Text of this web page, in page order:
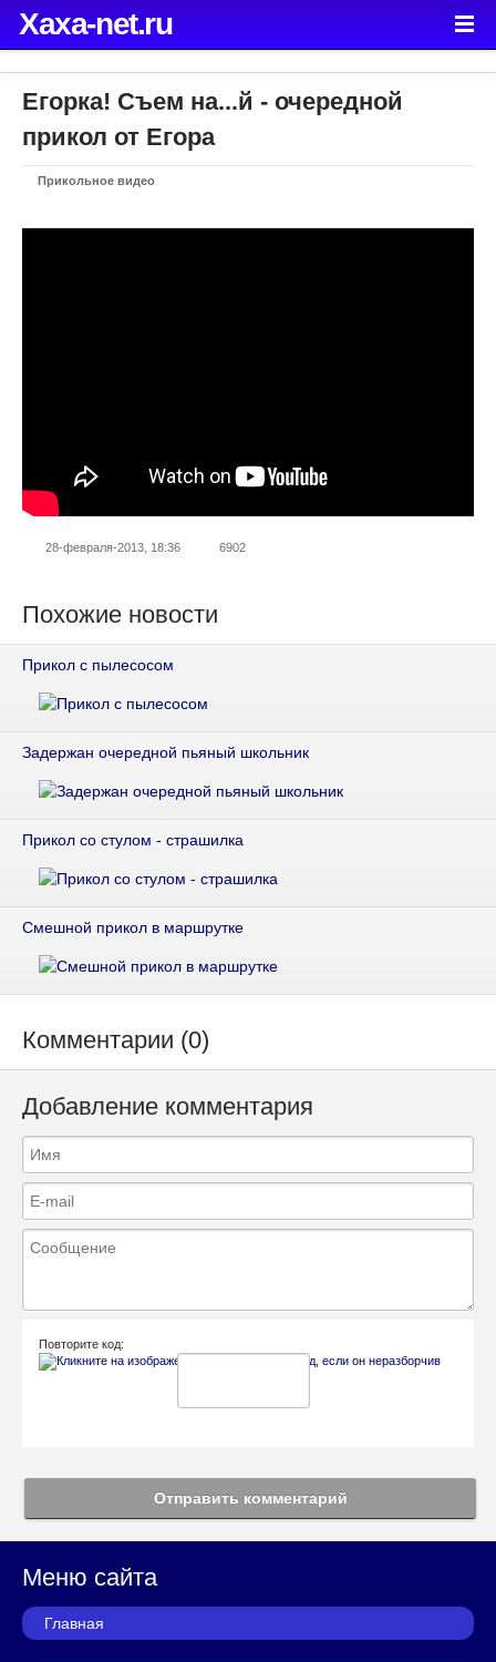
Xaxa-net.ru
Егорка! Съем на...й - очередной
прикол от Егора
Прикольное видео
28-февраля-2013, 18:36 6902
Похожие новости
Прикол с пылесосом
Задержан очередной пьяный школьник
Прикол со стулом - страшилка
Смешной прикол в маршрутке
Комментарии (0)
Добавление комментария
Повторите код:
Отправить комментарий
Меню сайта
Главная